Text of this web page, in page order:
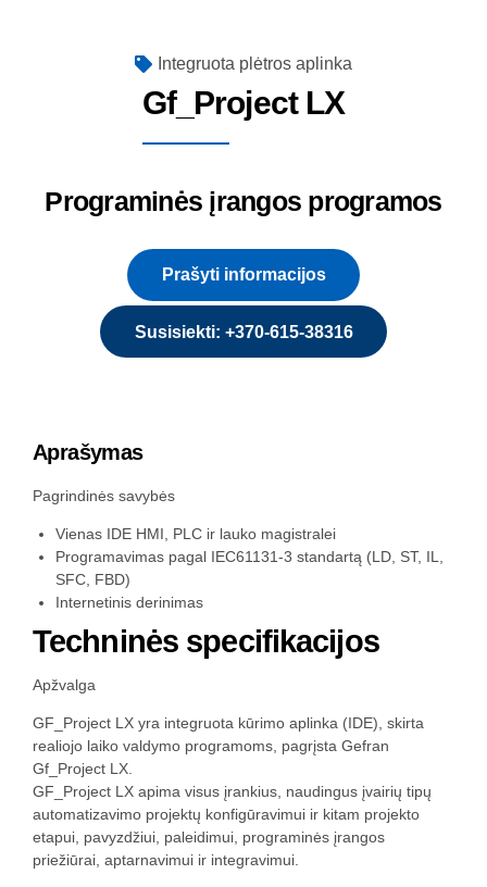
Integruota plėtros aplinka
Gf_Project LX
Programinės įrangos programos
Prašyti informacijos
Susisiekti: +370-615-38316
Aprašymas
Pagrindinės savybės
Vienas IDE HMI, PLC ir lauko magistralei
Programavimas pagal IEC61131-3 standartą (LD, ST, IL,
SFC, FBD)
Internetinis derinimas
Techninės specifikacijos
Apžvalga
GF_Project LX yra integruota kūrimo aplinka (IDE), skirta
realiojo laiko valdymo programoms, pagrįsta Gefran
Gf_Project LX.
GF_Project LX apima visus įrankius, naudingus įvairių tipų
automatizavimo projektų konfigūravimui ir kitam projekto
etapui, pavyzdžiui, paleidimui, programinės įrangos
priežiūrai, aptarnavimui ir integravimui.